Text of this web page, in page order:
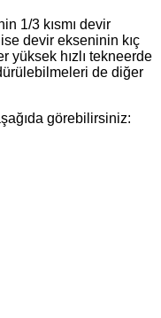
1/3 kısmı devir
devir ekseninin kıç
yüksek hızlı tekneerde
de diğer
görebilirsiniz: